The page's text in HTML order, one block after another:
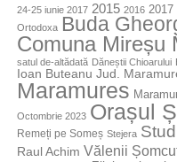
24-25 iunie 2017 2015 2016 2017
Ortodoxa
Buda
Comuna Mireșu
satul de-altădată Dăneștii Chioarului
Ioan Buteanu Jud.
Maramures
Octombrie 2023 Orașul
Remeți pe Someș Stejera
Raul Achim Vălenii